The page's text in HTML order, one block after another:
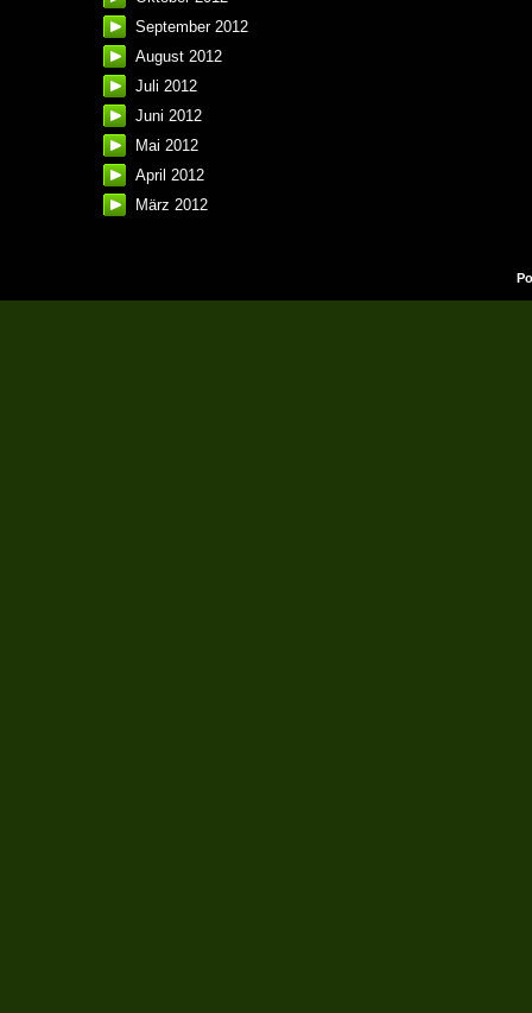
September 2012
August 2012
Juli 2012
Juni 2012
Mai 2012
April 2012
März 2012